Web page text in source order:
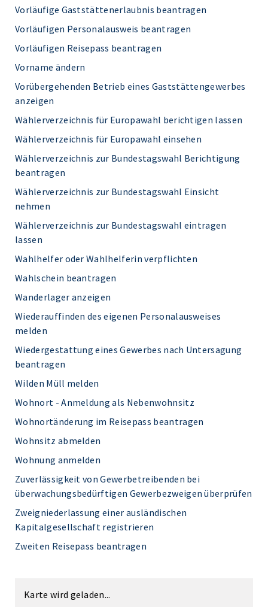
Vorläufige Gaststättenerlaubnis beantragen
Vorläufigen Personalausweis beantragen
Vorläufigen Reisepass beantragen
Vorname ändern
Vorübergehenden Betrieb eines Gaststättengewerbes
anzeigen
Wählerverzeichnis für Europawahl berichtigen lassen
Wählerverzeichnis für Europawahl einsehen
Wählerverzeichnis zur Bundestagswahl Berichtigung
beantragen
Wählerverzeichnis zur Bundestagswahl Einsicht
nehmen
Wählerverzeichnis zur Bundestagswahl eintragen
lassen
Wahlhelfer oder Wahlhelferin verpflichten
Wahlschein beantragen
Wanderlager anzeigen
Wiederauffinden des eigenen Personalausweises
melden
Wiedergestattung eines Gewerbes nach Untersagung
beantragen
Wilden Müll melden
Wohnort - Anmeldung als Nebenwohnsitz
Wohnortänderung im Reisepass beantragen
Wohnsitz abmelden
Wohnung anmelden
Zuverlässigkeit von Gewerbetreibenden bei
überwachungsbedürftigen Gewerbezweigen überprüfen
Zweigniederlassung einer ausländischen
Kapitalgesellschaft registrieren
Zweiten Reisepass beantragen
Karte wird geladen...